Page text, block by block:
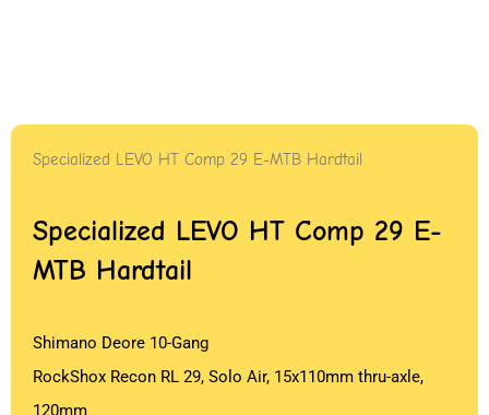
Specialized LEVO HT Comp 29 E-MTB Hardtail
Specialized LEVO HT Comp 29 E-
MTB Hardtail
Shimano Deore 10-Gang
RockShox Recon RL 29, Solo Air, 15x110mm thru-axle,
120mm